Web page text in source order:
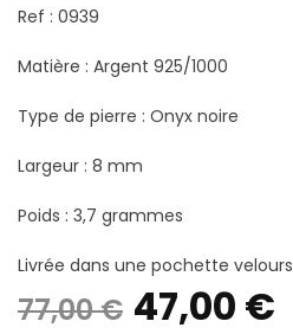
Ref : 0939
Matière : Argent 925/1000
Type de pierre : Onyx noire
Largeur : 8 mm
Poids : 3,7 grammes
Livrée dans une pochette velours
77,00€ Le
47,00 €